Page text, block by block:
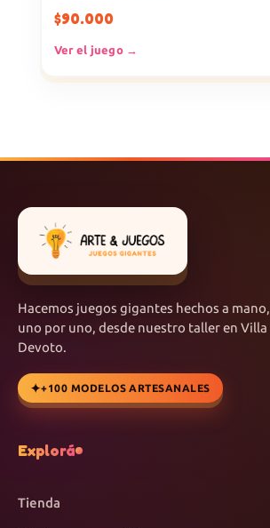
$90.000
Ver el juego →
Hacemos juegos gigantes hechos a mano,
uno por uno, desde nuestro taller en Villa
Devoto.
+100 MODELOS ARTESANALES
Explorá
Tienda